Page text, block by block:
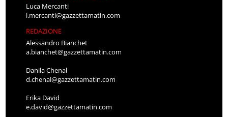
Luca Mercanti
l.mercanti@gazzettamatin.com
REDAZIONE
Alessandro Bianchet
a.bianchet@gazzettamatin.com
Danila Chenal
d.chenal@gazzettamatin.com
Erika David
e.david@gazzettamatin.com